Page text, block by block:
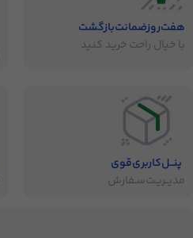
هفت‌روز‌ضمانت‌بازگشت
با خیال راحت خرید کنید
پنــل‌کاربری‌قوی
مدیــریـت‌سـفارش